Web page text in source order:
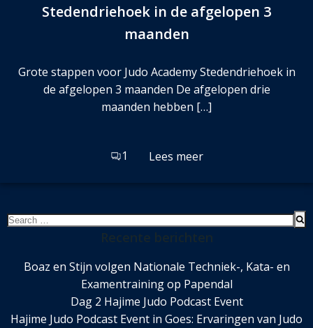
Stedendriehoek in de afgelopen 3
maanden
Grote stappen voor Judo Academy Stedendriehoek in
de afgelopen 3 maanden De afgelopen drie
maanden hebben […]
1 Lees meer
Search
Boaz en Stijn volgen Nationale Techniek-, Kata- en
Examentraining op Papendal
Dag 2 Hajime Judo Podcast Event
Hajime Judo Podcast Event in Goes: Ervaringen van Judo